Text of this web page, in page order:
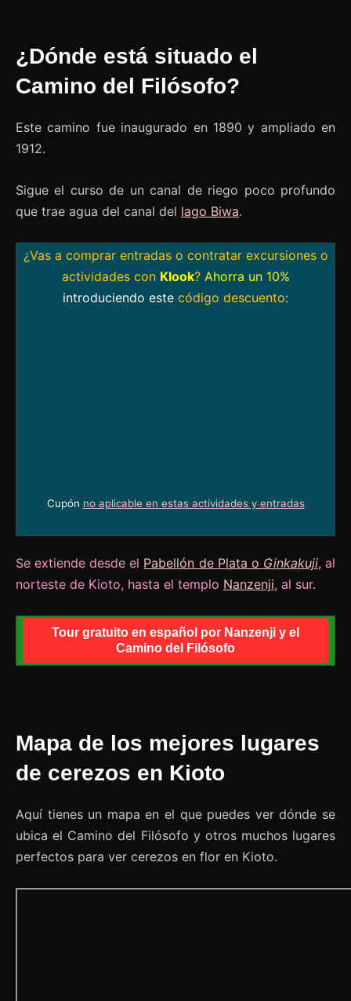
¿Dónde está situado el
Camino del Filósofo?
Este camino fue inaugurado en 1890 y ampliado en
1912.
Sigue el curso de un canal de riego poco profundo
que trae agua del canal del lago Biwa.
¿Vas a comprar entradas o contratar excursiones o
actividades con Klook? Ahorra un 10%
introduciendo este código descuento:
Cupón no aplicable en estas actividades y entradas
Se extiende desde el Pabellón de Plata o Ginkakuji, al
norteste de Kioto, hasta el templo Nanzenji, al sur.
Tour gratuito en español por Nanzenji y el
Camino del Filósofo
Mapa de los mejores lugares
de cerezos en Kioto
Aquí tienes un mapa en el que puedes ver dónde se
ubica el Camino del Filósofo y otros muchos lugares
perfectos para ver cerezos en flor en Kioto.